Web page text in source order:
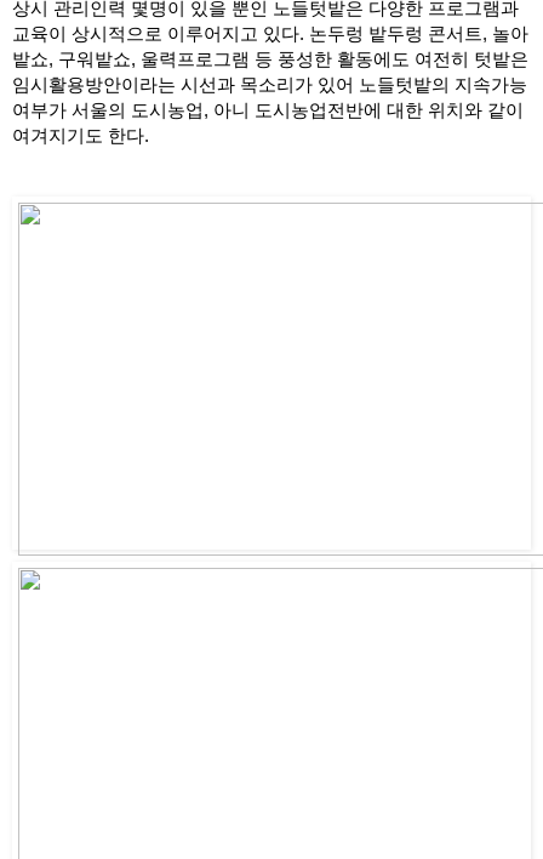
상시 관리인력 몇명이 있을 뿐인 노들텃밭은 다양한 프로그램과
교육이 상시적으로 이루어지고 있다. 논두렁 밭두렁 콘서트, 놀아
밭쇼, 구워밭쇼, 울력프로그램 등 풍성한 활동에도 여전히 텃밭은
임시활용방안이라는 시선과 목소리가 있어 노들텃밭의 지속가능
여부가 서울의 도시농업, 아니 도시농업전반에 대한 위치와 같이
여겨지기도 한다.